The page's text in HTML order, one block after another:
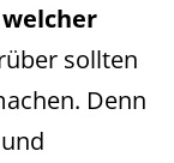
sollten
Denn